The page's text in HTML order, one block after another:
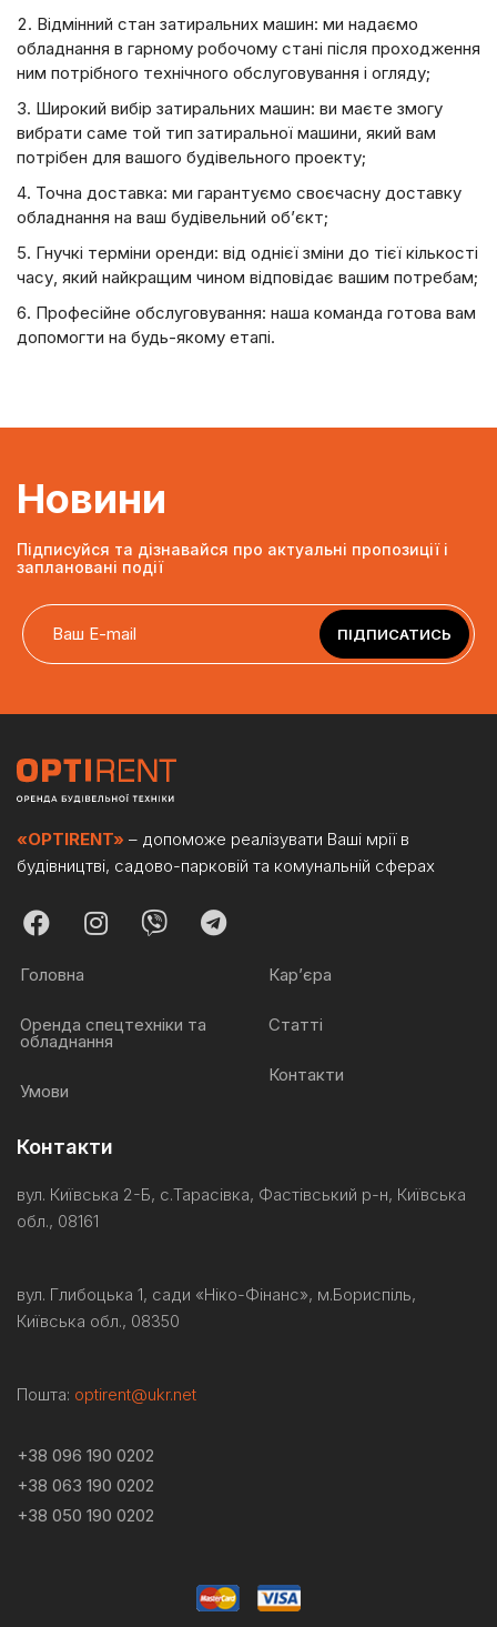
Відмінний стан затиральних машин: ми надаємо
обладнання в гарному робочому стані після проходження
ним потрібного технічного обслуговування і огляду;
Широкий вибір затиральних машин: ви маєте змогу
вибрати саме той тип затиральної машини, який вам
потрібен для вашого будівельного проекту;
Точна доставка: ми гарантуємо своєчасну доставку
обладнання на ваш будівельний об’єкт;
Гнучкі терміни оренди: від однієї зміни до тієї кількості
часу, який найкращим чином відповідає вашим потребам;
Професійне обслуговування: наша команда готова вам
допомогти на будь-якому етапі.
Новини
Підписуйся та дізнавайся про актуальні пропозиції і
заплановані події
ПІДПИСАТИСЬ
«OPTIRENT» – допоможе реалізувати Ваші мрії в
будівництві, садово-парковій та комунальній сферах
Головна
Оренда спецтехніки та
обладнання
Умови
Кар’єра
Статті
Контакти
Контакти
вул. Київська 2-Б, с.Тарасівка, Фастівський р-н, Київська
обл., 08161
вул. Глибоцька 1, сади «Ніко-Фінанс», м.Бориспіль,
Київська обл., 08350
Пошта: optirent@ukr.net
+38 096 190 0202
+38 063 190 0202
+38 050 190 0202